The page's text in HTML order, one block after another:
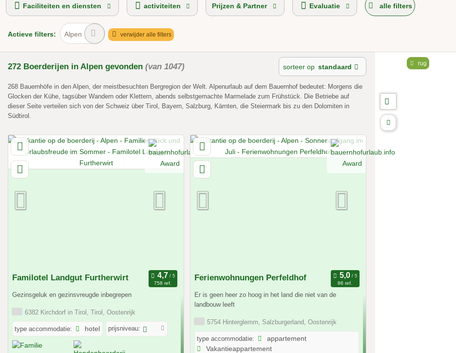
Faciliteiten en diensten activiteiten Prijzen & Partner Evaluatie alle filters
Actieve filters: Alpen verwijder alle filters
272 Boerderijen in Alpen gevonden (van 1047) sorteer op standaard
268 Bauernhöfe in den Alpen, der meistbesuchten Bergregion der Welt. Alpenurlaub auf dem Bauernhof bedeutet: Morgens die
Glocken der Kühe, tagsüber Wandern oder Klettern, abends selbstgemachte Marmelade zum Frühstück. Die Betriebe auf
dieser Seite verteilen sich von der Schweiz über Tirol, Bayern, Salzburg, Kärnten, die Steiermark bis zu den Dolomiten in
Südtirol.
Familotel Landgut Furtherwirt
758 ref.
Gezinsgeluk en gezinsvreugde inbegrepen
6382 Kirchdorf in Tirol, Tirol, Oostenrijk
type accommodatie: hotel prijsniveau:
Ferienwohnungen Perfeldhof
86 ref.
Er is geen heer zo hoog in het land die niet van de
landbouw leeft
5754 Hinterglemm, Salzburgerland, Oostenrijk
type accommodatie:
appartement
Vakantieappartement
rug